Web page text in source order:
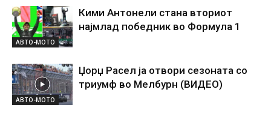
АВТО-МОТО
Кими Антонели стана вториот
најмлад победник во Формула 1
АВТО-МОТО
Џорџ Расел ја отвори сезоната со
триумф во Мелбурн (ВИДЕО)